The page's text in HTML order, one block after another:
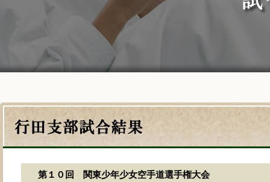
第１０回 関東少年少女空手道選手権大会